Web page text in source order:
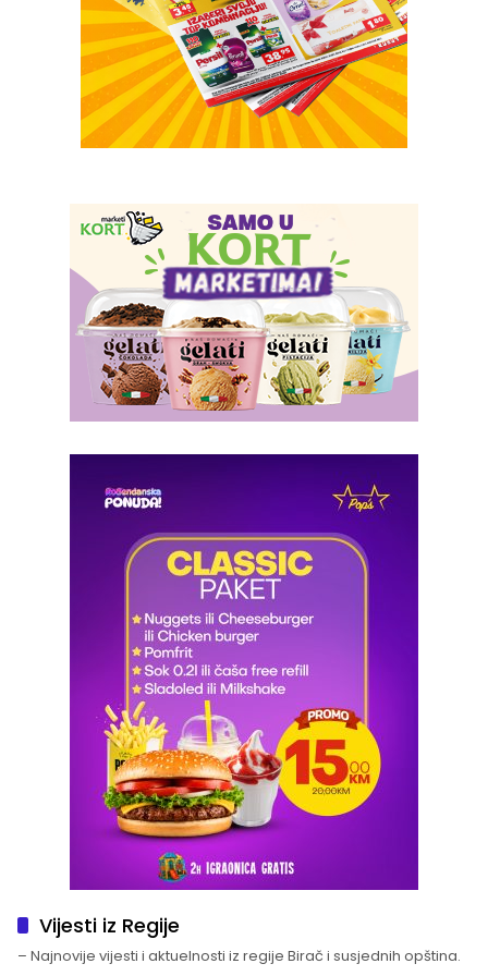
Vijesti iz Regije
– Najnovije vijesti i aktuelnosti iz regije Birač i susjednih opština.